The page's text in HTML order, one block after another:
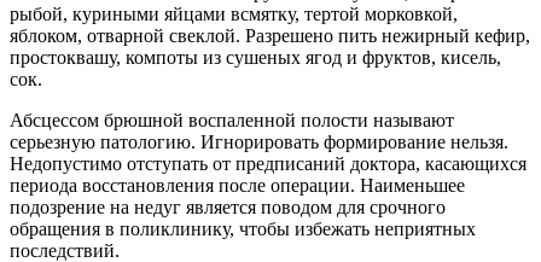
рыбой, куриными яйцами всмятку, тертой морковкой,
яблоком, отварной свеклой. Разрешено пить нежирный кефир,
простоквашу, компоты из сушеных ягод и фруктов, кисель,
сок.
Абсцессом брюшной воспаленной полости называют
серьезную патологию. Игнорировать формирование нельзя.
Недопустимо отступать от предписаний доктора, касающихся
периода восстановления после операции. Наименьшее
подозрение на недуг является поводом для срочного
обращения в поликлинику, чтобы избежать неприятных
последствий.